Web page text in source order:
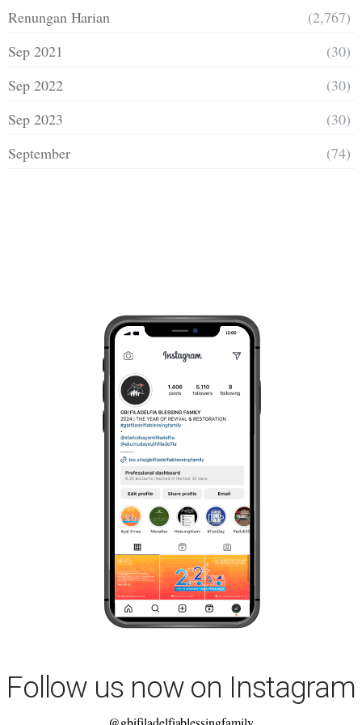
Renungan Harian
(2,767)
Sep 2021
(30)
Sep 2022
(30)
Sep 2023
(30)
September
(74)
Follow us now on Instagram